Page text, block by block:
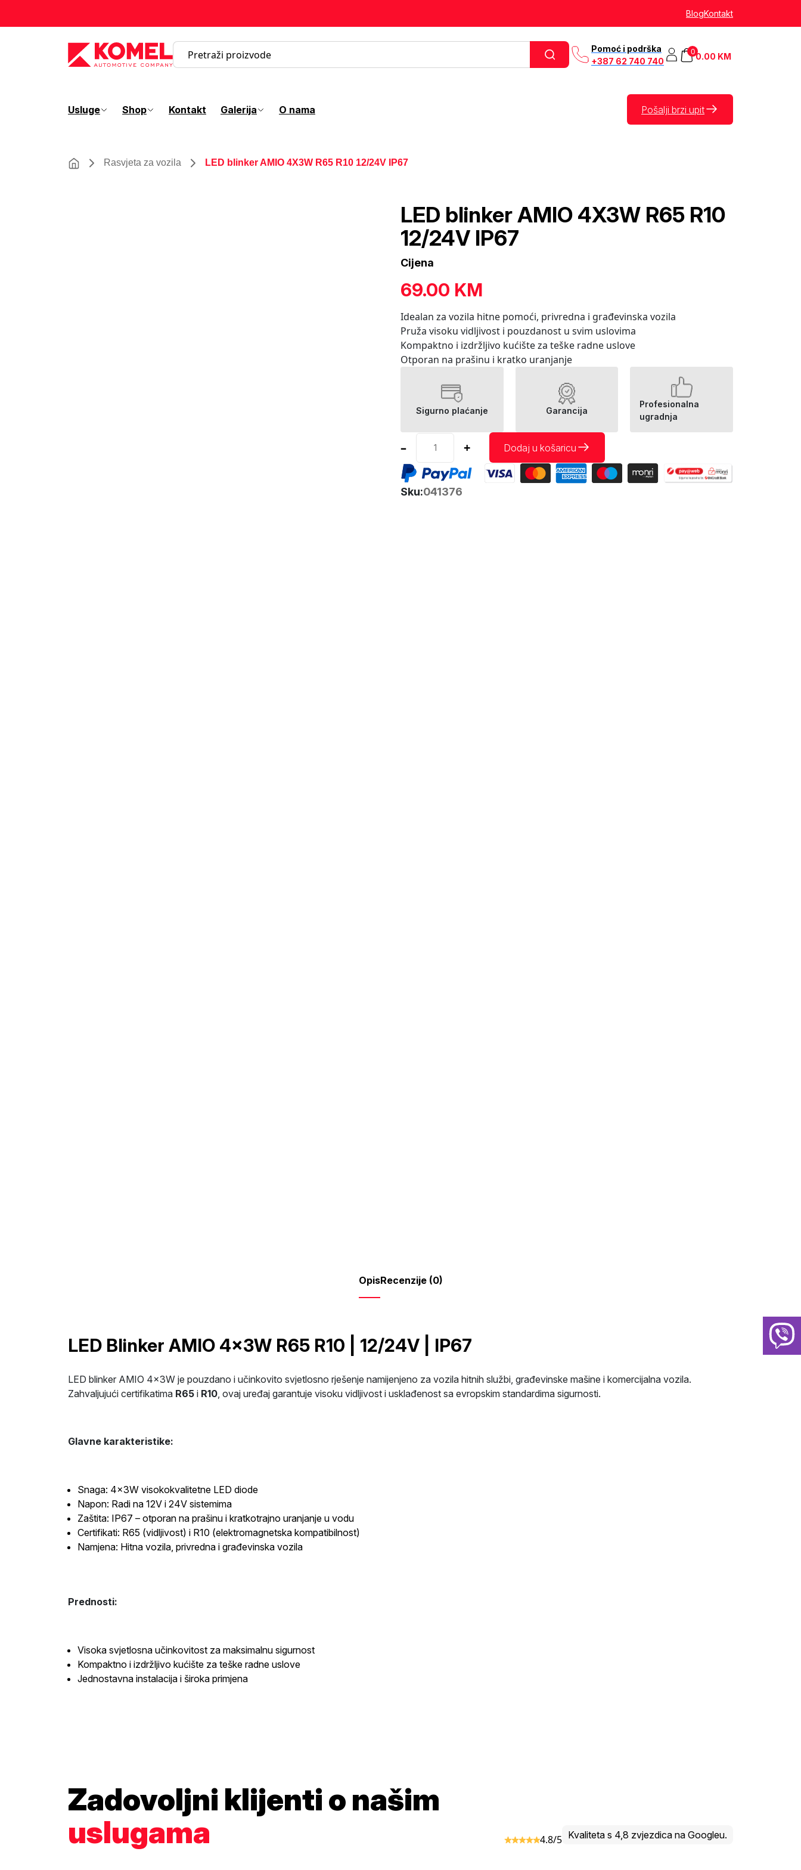
BlogKontakt
Pomoć i podrška
+387 62 740 740
0.00 KM
0
Usluge Shop Kontakt Galerija O nama Pošalji brzi upit
Rasvjeta za vozila LED blinker AMIO 4X3W R65 R10 12/24V IP67
LED blinker AMIO 4X3W R65 R10
12/24V IP67
Cijena
69.00 KM
Idealan za vozila hitne pomoći, privredna i građevinska vozila
Pruža visoku vidljivost i pouzdanost u svim uslovima
Kompaktno i izdržljivo kućište za teške radne uslove
Otporan na prašinu i kratko uranjanje
Sigurno plaćanje Garancija
Profesionalna
ugradnja
– LED
blinker
AMIO
4X3W
R65
+ Dodaj u košaricu
Sku:041376
OpisRecenzije (0)
LED Blinker AMIO 4x3W R65 R10 | 12/24V | IP67
LED blinker AMIO 4x3W je pouzdano i učinkovito svjetlosno rješenje namijenjeno za vozila hitnih službi, građevinske mašine i komercijalna vozila.
Zahvaljujući certifikatima R65 i R10, ovaj uređaj garantuje visoku vidljivost i usklađenost sa evropskim standardima sigurnosti.
Glavne karakteristike:
Snaga: 4x3W visokokvalitetne LED diode
Napon: Radi na 12V i 24V sistemima
Zaštita: IP67 – otporan na prašinu i kratkotrajno uranjanje u vodu
Certifikati: R65 (vidljivost) i R10 (elektromagnetska kompatibilnost)
Namjena: Hitna vozila, privredna i građevinska vozila
Prednosti:
Visoka svjetlosna učinkovitost za maksimalnu sigurnost
Kompaktno i izdržljivo kućište za teške radne uslove
Jednostavna instalacija i široka primjena
Zadovoljni klijenti o našim
uslugama
4.8/5 Kvaliteta s 4,8 zvjezdica na Googleu.